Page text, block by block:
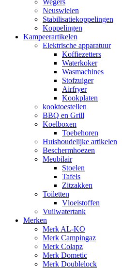
Wegers
Neuswielen
Stabilisatiekoppelingen
Koppelingen
Kampeerartikelen
Elektrische apparatuur
Koffiezetters
Waterkoker
Wasmachines
Stofzuiger
Airfryer
Kookplaten
kooktoestellen
BBQ en Grill
Koelboxen
Toebehoren
Huishoudelijke artikelen
Beschermhoezen
Meubilair
Stoelen
Tafels
Zitzakken
Toiletten
Vloeistoffen
Vuilwatertank
Merken
Merk AL-KO
Merk Campingaz
Merk Colapz
Merk Dometic
Merk Doublelock